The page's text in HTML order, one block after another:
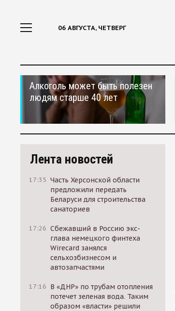
06 АВГУСТА, ЧЕТВЕРГ
Алкоголь может быть полезен
людям старше 40 лет
Лента новостей
17:35 Часть Херсонской области
предложили передать
Беларуси для строительства
санаториев
17:26 Сбежавший в Россию экс-
глава немецкого финтеха
Wirecard занялся
сельхозбизнесом и
автозапчастями
17:16 В «ДНР» по трубам отопления
потечет зеленая вода. Таким
образом «власти» решили